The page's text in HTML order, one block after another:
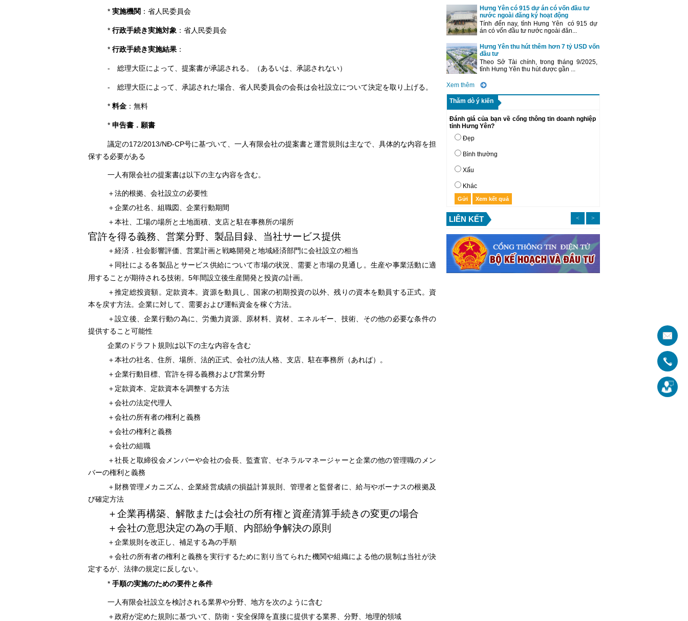
* 実施機関 ：省人民委員会
* 行政手続き実施対象：省人民委員会
* 行政手続き実施結果：
- 総理大臣によって、提案書が承認される。（あるいは、承認されない）
- 総理大臣によって、承認された場合、省人民委員会の会長は会社設立について決定を取り上げる。
* 料金：無料
* 申告書．願書
議定の172/2013/NĐ-CP号に基づいて、一人有限会社の提案書と運営規則は主なで、具体的な内容を担
保する必要がある
一人有限会社の提案書は以下の主な内容を含む。
＋法的根拠、会社設立の必要性
＋企業の社名、組職図、企業行動期間
＋本社、工場の場所と土地面積、支店と駐在事務所の場所
官許を得る義務、営業分野、製品目録、当社サービス提供
＋経済．社会影響評価、営業計画と戦略開発と地域経済部門に会社設立の相当
＋同社による各製品とサービス供給について市場の状況、需要と市場の見通し。生産や事業活動に適
用することが期待される技術。 5年間設立後生産開発と投資の計画。
＋推定総投資額。定款資本。 資源を動員し、国家の初期投資の以外、残りの資本を動員する正式。資
本を戻す方法。企業に対して、需要および運転資金を稼ぐ方法。
＋設立後、企業行動の為に、労働力資源、原材料、資材、エネルギー、技術、その他の必要な条件の
提供すること可能性
企業のドラフト規則は以下の主な内容を含む
＋本社の社名、住所、場所、法的正式、会社の法人格、支店、駐在事務所（あれば）。
＋企業行動目標、官許を得る義務および営業分野
＋定款資本、定款資本を調整する方法
＋会社の法定代理人
＋会社の所有者の権利と義務
＋会社の権利と義務
＋会社の組職
＋社長と取締役会メンバーや会社の会長、監査官、ゼネラルマネージャーと企業の他の管理職のメン
バーの権利と義務
＋財務管理メカニズム、企業経営成績の損益計算規則、管理者と監督者に、給与やボーナスの根拠及
び確定方法
＋企業再構築、解散または会社の所有権と資産清算手続きの変更の場合
＋会社の意思決定の為の手順、内部紛争解決の原則
＋企業規則を改正し、補足する為の手順
＋会社の所有者の権利と義務を実行するために割り当てられた機関や組織による他の規制は当社が決
定するが、法律の規定に反しない。
* 手順の実施のための要件と条件
一人有限会社設立を検討される業界や分野、地方を次のように含む
＋政府が定めた規則に基づいて、防衛・安全保障を直接に提供する業界、分野、地理的領域
Hưng Yên có 915 dự án có vốn đầu tư
nước ngoài đăng ký hoạt động
Tính đến nay, tỉnh Hưng Yên có 915 dự
án có vốn đầu tư nước ngoài đăn...
Hưng Yên thu hút thêm hơn 7 tỷ USD vốn
đầu tư
Theo Sở Tài chính, trong tháng 9/2025,
tỉnh Hưng Yên thu hút được gần ...
Xem thêm
Thăm dò ý kiến
Đánh giá của bạn về cổng thông tin doanh nghiệp
tỉnh Hưng Yên?
Đẹp
Bình thường
Xấu
Khác
LIÊN KẾT >
<